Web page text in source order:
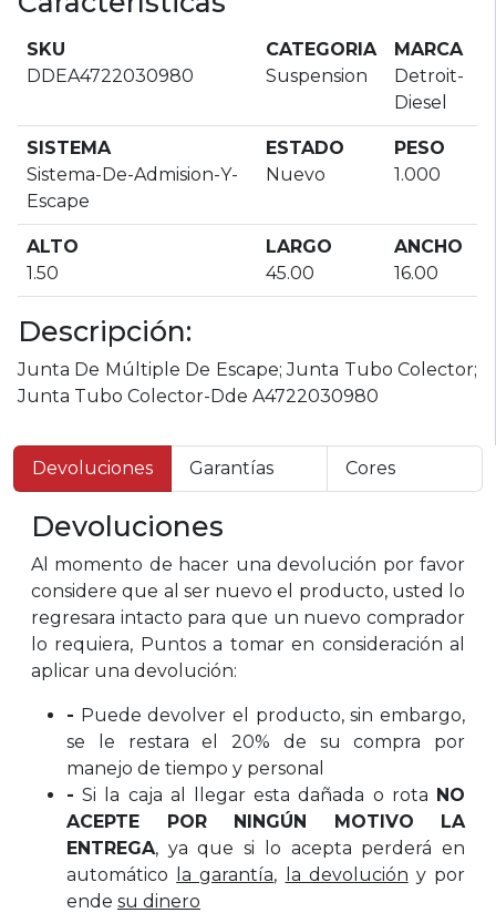
SKU
DDEA4722030980
CATEGORIA
Suspension
MARCA
Detroit-
Diesel
SISTEMA
Sistema-De-Admision-Y-
Escape
ESTADO
Nuevo
PESO
1.000
ALTO
1.50
LARGO
45.00
ANCHO
16.00
Descripción:
Junta De Múltiple De Escape; Junta Tubo Colector;
Junta Tubo Colector-Dde A4722030980
Devoluciones Garantías Cores
Devoluciones
Al momento de hacer una devolución por favor
considere que al ser nuevo el producto, usted lo
regresara intacto para que un nuevo comprador
lo requiera, Puntos a tomar en consideración al
aplicar una devolución:
- Puede devolver el producto, sin embargo,
se le restara el 20% de su compra por
manejo de tiempo y personal
- Si la caja al llegar esta dañada o rota NO
ACEPTE POR NINGÚN MOTIVO LA
ENTREGA, ya que si lo acepta perderá en
automático
la garantía, la devolución y por
ende su dinero